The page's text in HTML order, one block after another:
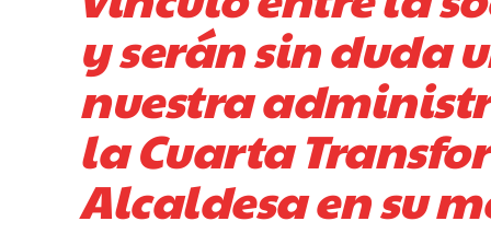
y serán sin duda
nuestra
la Cuarta
Alcaldesa en su